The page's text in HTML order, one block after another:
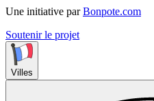
Une initiative par Bonpote.com
Soutenir le projet
Villes